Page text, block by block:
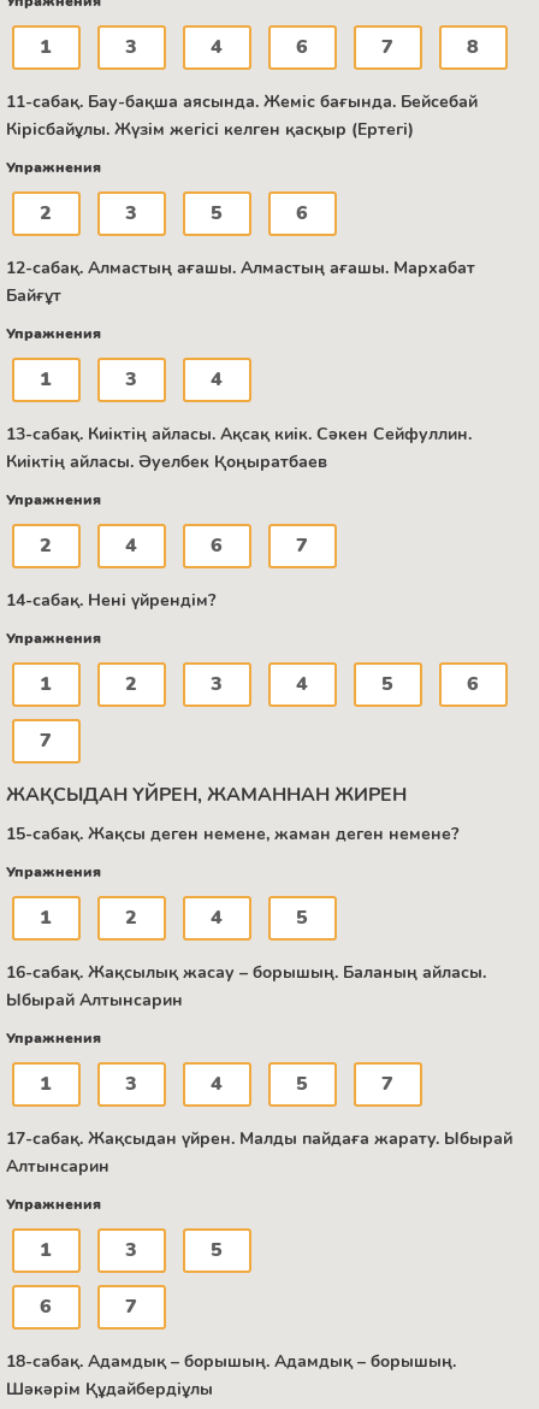
1 3 4 6 7 8
11-сабақ. Бау-бақша аясында. Жеміс бағында. Бейсебай
Кірісбайұлы. Жүзім жегісі келген қасқыр (Ертегі)
Упражнения
2 3 5 6
12-сабақ. Алмастың ағашы. Алмастың ағашы. Мархабат
Байғұт
Упражнения
1 3 4
13-сабақ. Киіктің айласы. Ақсақ киік. Сәкен Сейфуллин.
Киіктің айласы. Әуелбек Қоңыратбаев
Упражнения
2 4 6 7
14-сабақ. Нені үйрендім?
Упражнения
1 2 3 4 5 6
7
ЖАҚСЫДАН ҮЙРЕН, ЖАМАННАН ЖИРЕН
15-сабақ. Жақсы деген немене, жаман деген немене?
Упражнения
1 2 4 5
16-сабақ. Жақсылық жасау – борышың. Баланың айласы.
Ыбырай Алтынсарин
Упражнения
1 3 4 5 7
17-сабақ. Жақсыдан үйрен. Малды пайдаға жарату. Ыбырай
Алтынсарин
Упражнения
1 3 5
6 7
18-сабақ. Адамдық – борышың. Адамдық – борышың.
Шәкәрім Құдайбердіұлы